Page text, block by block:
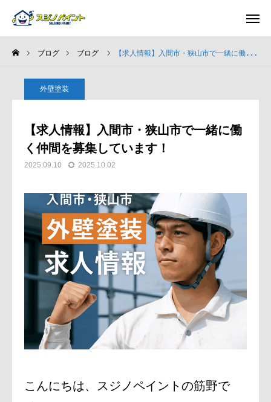
ブログ ブログ 【求人情報】入間市・狭山市で一緒に働く仲間を募集しています！
外壁塗装
【求人情報】入間市・狭山市で一緒に働
く仲間を募集しています！
2025.09.10 2025.10.02
こんにちは、スジノペイントの筋野で
ホーム
選ばれる理由
会社案内
求人募集
お問い合わせ